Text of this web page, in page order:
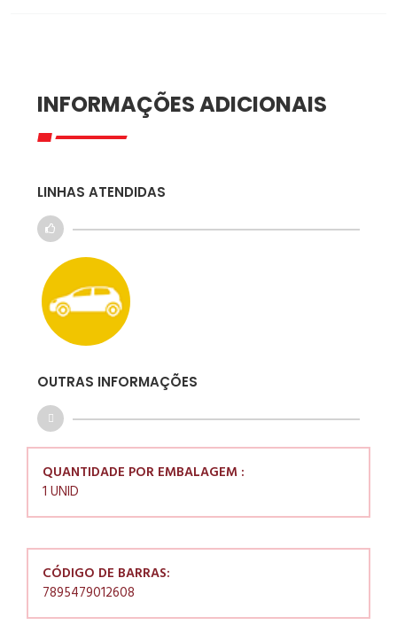
INFORMAÇÕES ADICIONAIS
LINHAS ATENDIDAS
OUTRAS INFORMAÇÕES
QUANTIDADE POR EMBALAGEM :
1 UNID
CÓDIGO DE BARRAS:
7895479012608